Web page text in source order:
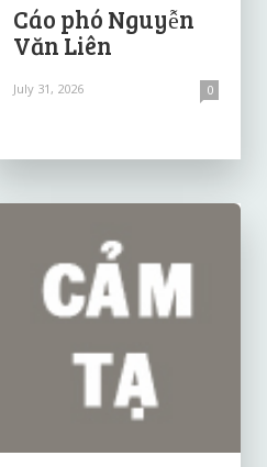
Cáo phó Nguyễn
Văn Liên
July 31, 2026 0